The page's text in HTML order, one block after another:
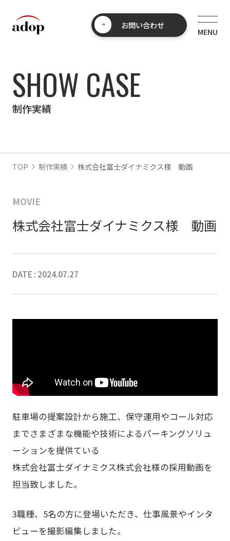
お問い合わせ
SHOW CASE
制作実績
TOP 制作実績 株式会社富士ダイナミクス様 動画
MOVIE
株式会社富士ダイナミクス様 動画
DATE : 2024.07.27
駐車場の提案設計から施工、保守運用やコール対応
までさまざまな機能や技術によるパーキングソリュ
ーションを提供ている
株式会社富士ダイナミクス株式会社様の採用動画を
担当致しました。
3職種、5名の方に登場いただき、仕事風景やインタ
ビューを撮影編集しました。